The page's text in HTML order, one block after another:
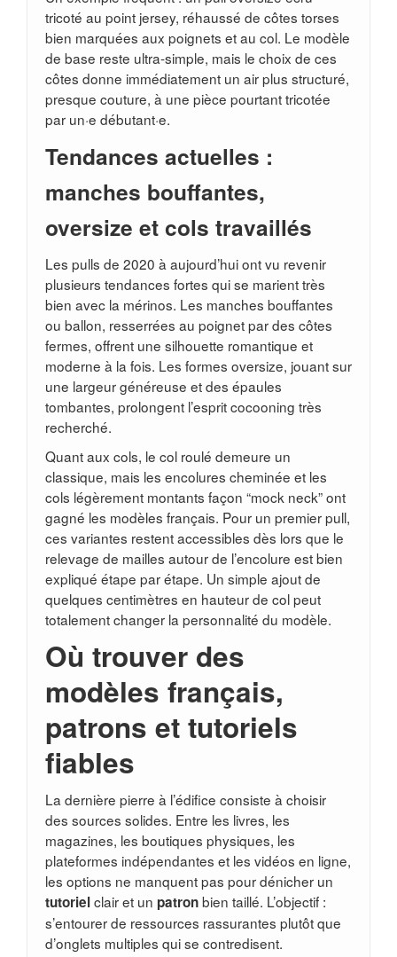
tricoté au point jersey, réhaussé de côtes torses
bien marquées aux poignets et au col. Le modèle
de base reste ultra-simple, mais le choix de ces
côtes donne immédiatement un air plus structuré,
presque couture, à une pièce pourtant tricotée
par un·e débutant·e.
Tendances actuelles :
manches bouffantes,
oversize et cols travaillés
Les pulls de 2020 à aujourd’hui ont vu revenir
plusieurs tendances fortes qui se marient très
bien avec la mérinos. Les manches bouffantes
ou ballon, resserrées au poignet par des côtes
fermes, offrent une silhouette romantique et
moderne à la fois. Les formes oversize, jouant sur
une largeur généreuse et des épaules
tombantes, prolongent l’esprit cocooning très
recherché.
Quant aux cols, le col roulé demeure un
classique, mais les encolures cheminée et les
cols légèrement montants façon “mock neck” ont
gagné les modèles français. Pour un premier pull,
ces variantes restent accessibles dès lors que le
relevage de mailles autour de l’encolure est bien
expliqué étape par étape. Un simple ajout de
quelques centimètres en hauteur de col peut
totalement changer la personnalité du modèle.
Où trouver des
modèles français,
patrons et tutoriels
fiables
La dernière pierre à l’édifice consiste à choisir
des sources solides. Entre les livres, les
magazines, les boutiques physiques, les
plateformes indépendantes et les vidéos en ligne,
les options ne manquent pas pour dénicher un
tutorielclair et un patronbien taillé. L’objectif :
s’entourer de ressources rassurantes plutôt que
d’onglets multiples qui se contredisent.